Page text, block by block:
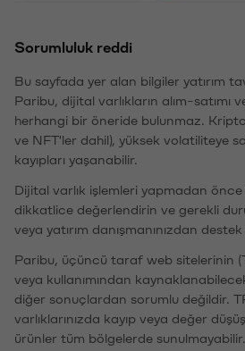
Sorumluluk reddi
Bu sayfada yer alan bilgiler yatırım
Paribu, dijital varlıkların alım-satımı
herhangi bir öneride bulunmaz.
ve NFT'ler dahil), yüksek volatiliteye
kayıpları yaşanabilir.
Dijital varlık işlemleri yapmadan
dikkatlice değerlendirin ve gerekli
veya yatırım danışmanınızdan destek
Paribu, üçüncü taraf web sitelerinin
veya kullanımından
diğer sonuçlardan sorumlu değildir.
varlıklarınızda kayıp veya değer
ürünler tüm bölgelerde sunulmayabilir.